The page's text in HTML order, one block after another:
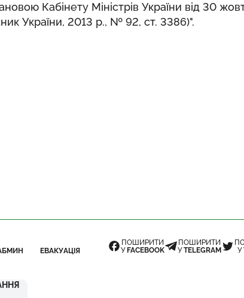
Кабінету Міністрів України від 30
України, 2013 р., № 92, ст. 3386)".
ЕВАКУАЦІЯ
ПОШИРИТИ
У FACEBOOK
ПОШИРИТИ
УTELEGRAM
У